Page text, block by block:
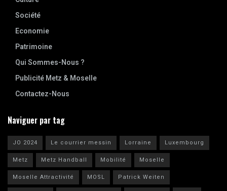
Société
Economie
Patrimoine
Qui Sommes-Nous ?
Publicité Metz & Moselle
Contactez-Nous
Naviguer par tag
JO 2024 Le courrier messin Lorraine
Luxembourg
Metz
Metz Handball Mobilité
Moselle
Moselle Attractivité
MOSL
Patrick Weiten